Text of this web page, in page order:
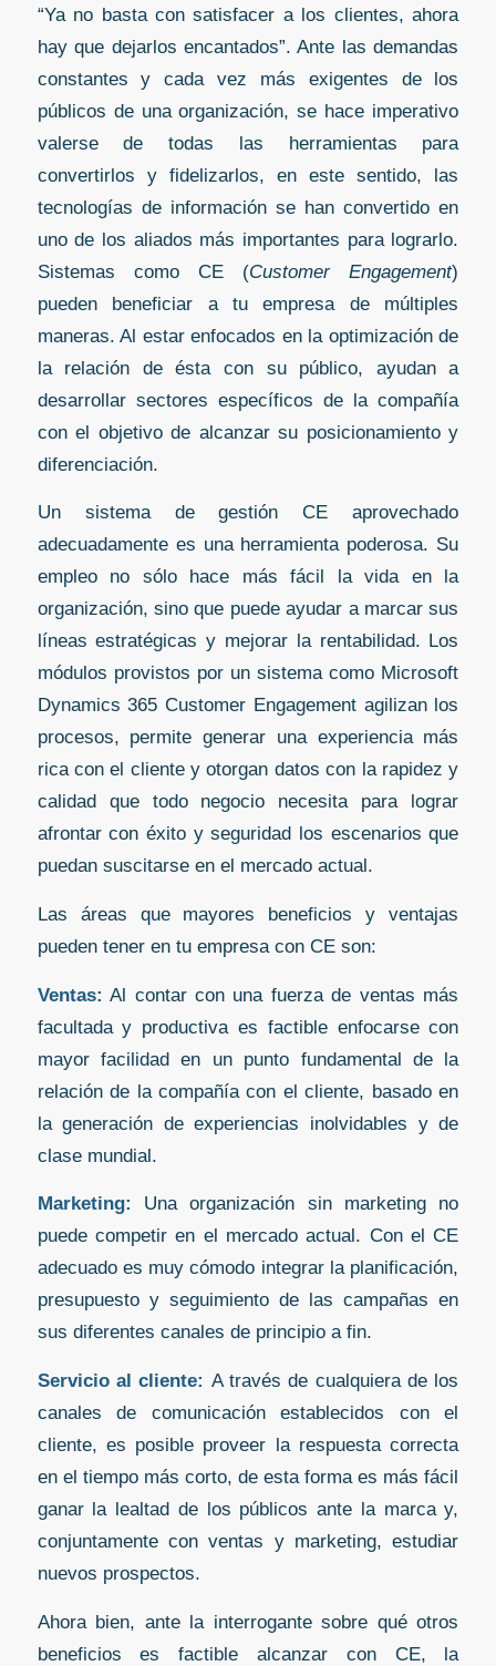
“Ya no basta con satisfacer a los clientes, ahora
hay que dejarlos encantados”. Ante las demandas
constantes y cada vez más exigentes de los
públicos de una organización, se hace imperativo
valerse de todas las herramientas para
convertirlos y fidelizarlos, en este sentido, las
tecnologías de información se han convertido en
uno de los aliados más importantes para lograrlo.
Sistemas como CE (Customer Engagement)
pueden beneficiar a tu empresa de múltiples
maneras. Al estar enfocados en la optimización de
la relación de ésta con su público, ayudan a
desarrollar sectores específicos de la compañía
con el objetivo de alcanzar su posicionamiento y
diferenciación.
Un sistema de gestión CE aprovechado
adecuadamente es una herramienta poderosa. Su
empleo no sólo hace más fácil la vida en la
organización, sino que puede ayudar a marcar sus
líneas estratégicas y mejorar la rentabilidad. Los
módulos provistos por un sistema como Microsoft
Dynamics 365 Customer Engagement agilizan los
procesos, permite generar una experiencia más
rica con el cliente y otorgan datos con la rapidez y
calidad que todo negocio necesita para lograr
afrontar con éxito y seguridad los escenarios que
puedan suscitarse en el mercado actual.
Las áreas que mayores beneficios y ventajas
pueden tener en tu empresa con CE son:
Ventas: Al contar con una fuerza de ventas más
facultada y productiva es factible enfocarse con
mayor facilidad en un punto fundamental de la
relación de la compañía con el cliente, basado en
la generación de experiencias inolvidables y de
clase mundial.
Marketing: Una organización sin marketing no
puede competir en el mercado actual. Con el CE
adecuado es muy cómodo integrar la planificación,
presupuesto y seguimiento de las campañas en
sus diferentes canales de principio a fin.
Servicio al cliente: A través de cualquiera de los
canales de comunicación establecidos con el
cliente, es posible proveer la respuesta correcta
en el tiempo más corto, de esta forma es más fácil
ganar la lealtad de los públicos ante la marca y,
conjuntamente con ventas y marketing, estudiar
nuevos prospectos.
Ahora bien, ante la interrogante sobre qué otros
beneficios es factible alcanzar con CE, la